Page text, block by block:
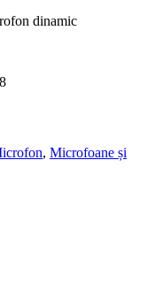
dinamic
, Microfoane și